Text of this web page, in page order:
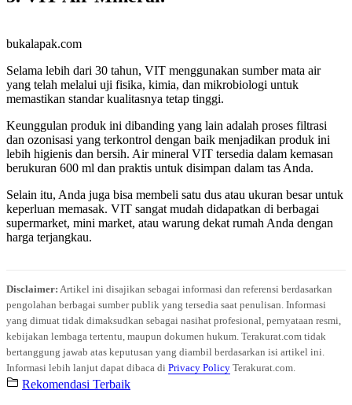
bukalapak.com
Selama lebih dari 30 tahun, VIT menggunakan sumber mata air
yang telah melalui uji fisika, kimia, dan mikrobiologi untuk
memastikan standar kualitasnya tetap tinggi.
Keunggulan produk ini dibanding yang lain adalah proses filtrasi
dan ozonisasi yang terkontrol dengan baik menjadikan produk ini
lebih higienis dan bersih. Air mineral VIT tersedia dalam kemasan
berukuran 600 ml dan praktis untuk disimpan dalam tas Anda.
Selain itu, Anda juga bisa membeli satu dus atau ukuran besar untuk
keperluan memasak. VIT sangat mudah didapatkan di berbagai
supermarket, mini market, atau warung dekat rumah Anda dengan
harga terjangkau.
Disclaimer: Artikel ini disajikan sebagai informasi dan referensi berdasarkan
pengolahan berbagai sumber publik yang tersedia saat penulisan. Informasi
yang dimuat tidak dimaksudkan sebagai nasihat profesional, pernyataan resmi,
kebijakan lembaga tertentu, maupun dokumen hukum. Terakurat.com tidak
bertanggung jawab atas keputusan yang diambil berdasarkan isi artikel ini.
Informasi lebih lanjut dapat dibaca di Privacy Policy Terakurat.com.
Rekomendasi Terbaik